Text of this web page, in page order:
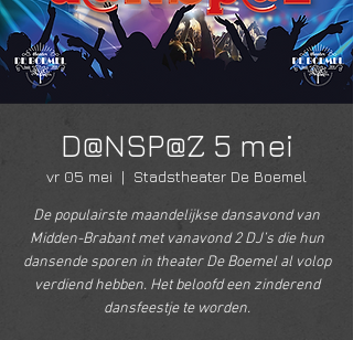
D@NSP@Z 5 mei
vr 05 mei
  |
Stadstheater De Boemel
De populairste maandelijkse dansavond van
Midden-Brabant met vanavond 2 DJ’s die hun
dansende sporen in theater De Boemel al volop
verdiend hebben. Het beloofd een zinderend
dansfeestje te worden.